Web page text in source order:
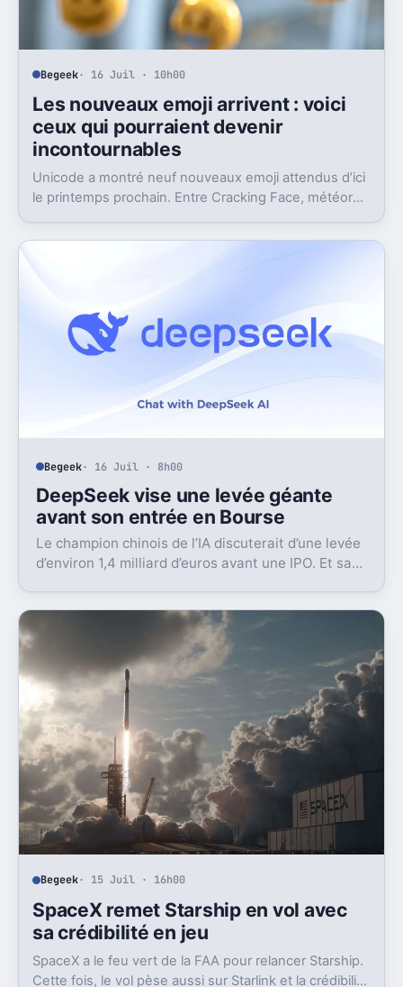
Begeek· 16 Juil · 10h00
Les nouveaux emoji arrivent : voici
ceux qui pourraient devenir
incontournables
Unicode a montré neuf nouveaux emoji attendus d’ici
le printemps prochain. Entre Cracking Face, météore
Begeek· 16 Juil · 8h00
DeepSeek vise une levée géante
avant son entrée en Bourse
Le champion chinois de l’IA discuterait d’une levée
d’environ 1,4 milliard d’euros avant une IPO. Et sa
Begeek· 15 Juil · 16h00
SpaceX remet Starship en vol avec
sa crédibilité en jeu
SpaceX a le feu vert de la FAA pour relancer Starship.
Cette fois, le vol pèse aussi sur Starlink et la crédibilité